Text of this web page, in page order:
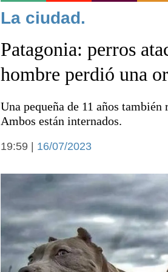
Noticias
Deportes
Economía y campo
La ciudad.
Patagonia: perros
hombre perdió una
Una pequeña de 11 años
Ambos están internados.
19:59 | 16/07/2023